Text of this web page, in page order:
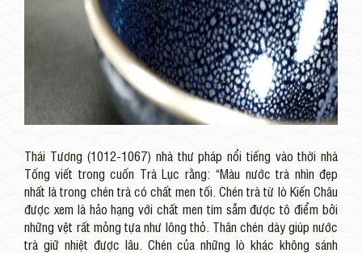
Thái Tương (1012-1067) nhà thư pháp nổi tiếng vào thời nhà
Tống viết trong cuốn Trà Lục rằng: “Màu nước trà nhìn đẹp
nhất là trong chén trà có chất men tối. Chén trà từ lò Kiến Châu
được xem là hảo hạng với chất men tím sẫm được tô điểm bởi
những vệt rất mỏng tựa như lông thỏ. Thân chén dày giúp nước
trà giữ nhiệt được lâu. Chén của những lò khác không sánh